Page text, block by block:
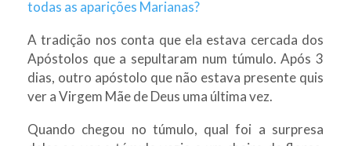
todas as aparições Marianas?
A tradição nos conta que ela estava cercada dos
Apóstolos que a sepultaram num túmulo. Após 3
dias, outro apóstolo que não estava presente quis
ver a Virgem Mãe de Deus uma última vez.
Quando chegou no túmulo, qual foi a surpresa